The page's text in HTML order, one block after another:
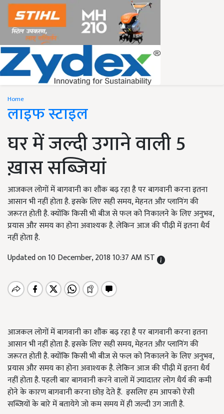
Home
लाइफ स्टाइल
घर में जल्दी उगाने वाली 5
ख़ास सब्ज़ियां
आजकल लोगों में बागवानी का शौंक बढ़ रहा है पर बागवानी करना इतना
आसान भी नहीं होता है. इसके लिए सही समय, मेहनत और प्लानिंग की
जरूरत होती है. क्योंकि किसी भी बीज से फल को निकालने के लिए अनुभव,
प्रयास और समय का होना अवाश्यक है. लेकिन आज की पीढ़ी में इतना धैर्य
नहीं होता है.
Updated on 10 December, 2018 10:37 AM IST
आजकल लोगों में बागवानी का शौंक बढ़ रहा है पर बागवानी करना इतना
आसान भी नहीं होता है. इसके लिए सही समय, मेहनत और प्लानिंग की
जरूरत होती है. क्योंकि किसी भी बीज से फल को निकालने के लिए अनुभव,
प्रयास और समय का होना अवाश्यक है. लेकिन आज की पीढ़ी में इतना धैर्य
नहीं होता है. पहली बार बागवानी करने वालों में ज़्यादातर लोग धैर्य की कमी
होने के कारण बागवानी करना छोड़ देते हैं. इसलिए हम आपको ऐसी
सब्जियों के बारे में बतायेगे जो कम समय में ही जल्दी उग जाती है.